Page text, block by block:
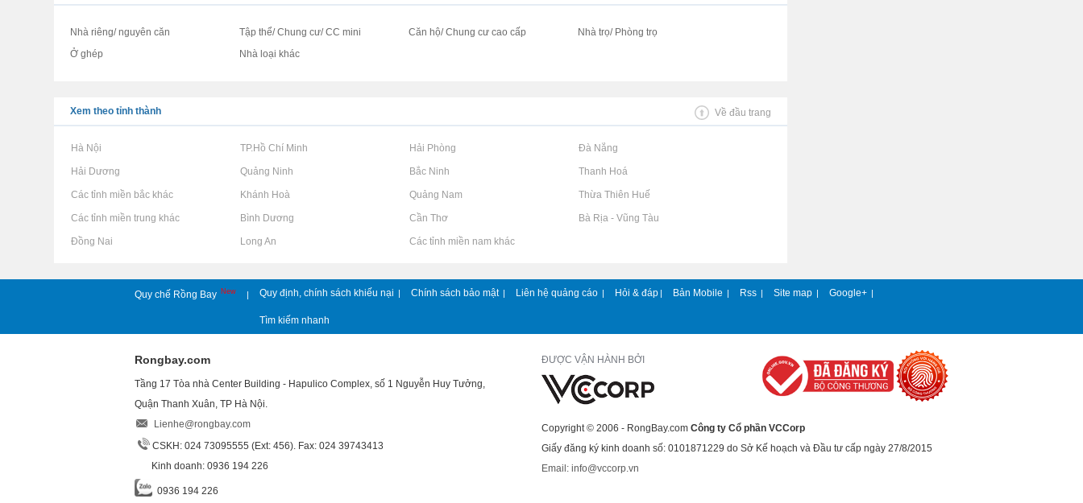
Nhà riêng/ nguyên căn Tập thể/ Chung cư/ CC mini Căn hộ/ Chung cư cao cấp
Nhà trọ/ Phòng trọ
Ở ghép
Nhà loại khác
Xem theo tỉnh thành Về đầu trang
Rao vặt tại Hà Nội Rao vặt tại TP.Hồ Chí Minh Rao vặt tại Hải Phòng Rao vặt tại Đà Nẵng
Rao vặt tại Hải Dương Rao vặt tại Quảng Ninh Rao vặt tại Bắc Ninh Rao vặt tại Thanh Hoá
Rao vặt tại Các tỉnh miền bắc khác Rao vặt tại Khánh Hoà Rao vặt tại Quảng Nam Rao vặt tại Thừa Thiên Huế
Rao vặt tại Các tỉnh miền trung khác Rao vặt tại Bình Dương Rao vặt tại Cần Thơ Rao vặt tại Bà Rịa - Vũng Tàu
Rao vặt tại Đồng Nai Rao vặt tại Long An Rao vặt tại Các tỉnh miền nam khác
Quy chế Rồng Bay New | Quy định, chính sách khiếu nại | Chính sách bảo mật | Liên hệ quảng cáo | Hỏi & đáp | Bản Mobile | Rss | Site map | Google+ |
Tìm kiếm nhanh
Rongbay.com
Tầng 17 Tòa nhà Center Building - Hapulico Complex, số 1 Nguyễn Huy Tưởng,
Quận Thanh Xuân, TP Hà Nội.
Lienhe@rongbay.com
CSKH: 024 73095555 (Ext: 456). Fax: 024 39743413
Kinh doanh: 0936 194 226
0936 194 226
ĐƯỢC VẬN HÀNH BỞI
Copyright © 2006 - RongBay.com Công ty Cổ phần VCCorp
Giấy đăng ký kinh doanh số: 0101871229 do Sở Kế hoạch và Đầu tư cấp ngày 27/8/2015
Email: info@vccorp.vn